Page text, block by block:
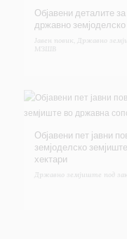
Објавени деталите
државно
Јавен повик Државно
МЗШВ
Објавени пет јавни
земјоделско
хектари
Државно земјиште под